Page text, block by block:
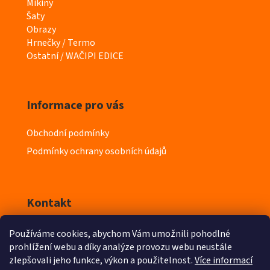
Používáme cookies, abychom Vám umožnili pohodlné
prohlížení webu a díky analýze provozu webu neustále
zlepšovali jeho funkce, výkon a použitelnost.Více informací
e
g
o
r
Mikiny
Šaty
Obrazy
Hrnečky / Termo
Ostatní / WAČIPI EDICE
Informace pro vás
Obchodní podmínky
Podmínky ochrany osobních údajů
Kontakt
info@iyeska.cz
603 218 411